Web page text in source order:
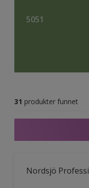
5051
31 produkter funnet
Nordsjö